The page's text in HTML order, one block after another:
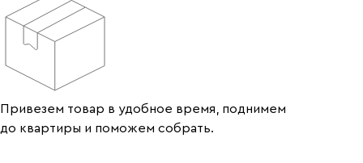
Привезем товар в удобное время, поднимем
до квартиры и поможем собрать.